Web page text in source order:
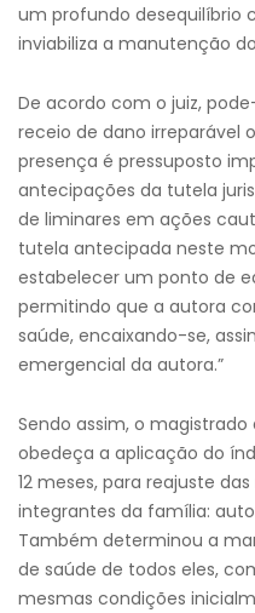
um profundo desequilíbrio
inviabiliza a manutenção
De acordo com o juiz,
receio de dano irreparável
presença é pressuposto
antecipações da tutela
de liminares em ações
tutela antecipada neste
estabelecer um ponto de
permitindo que a autora
saúde, encaixando-se,
emergencial da autora.”
Sendo assim, o
obedeça a aplicação do
12 meses, para reajuste
integrantes da família:
Também determinou a
de saúde de todos eles,
mesmas condições